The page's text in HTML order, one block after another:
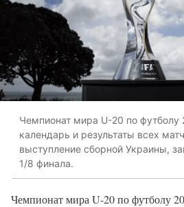
Чемпионат мира U-20 по футболу
календарь и результаты всех
выступление сборной Украины,
1/8 финала.
Чемпионат мира U-20 по футболу